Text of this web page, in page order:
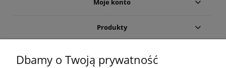
Moje konto
Produkty
Dbamy o Twoją prywatność